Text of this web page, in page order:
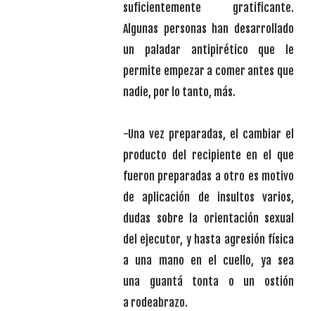
suficientemente gratificante.
Algunas personas han desarrollado
un paladar antipirético que le
permite empezar a comer antes que
nadie, por lo tanto, más.
-Una vez preparadas, el cambiar el
producto del recipiente en el que
fueron preparadas a otro es motivo
de aplicación de insultos varios,
dudas sobre la orientación sexual
del ejecutor, y hasta agresión física
a una mano en el cuello, ya sea
una guantá tonta o un ostión
a rodeabrazo.